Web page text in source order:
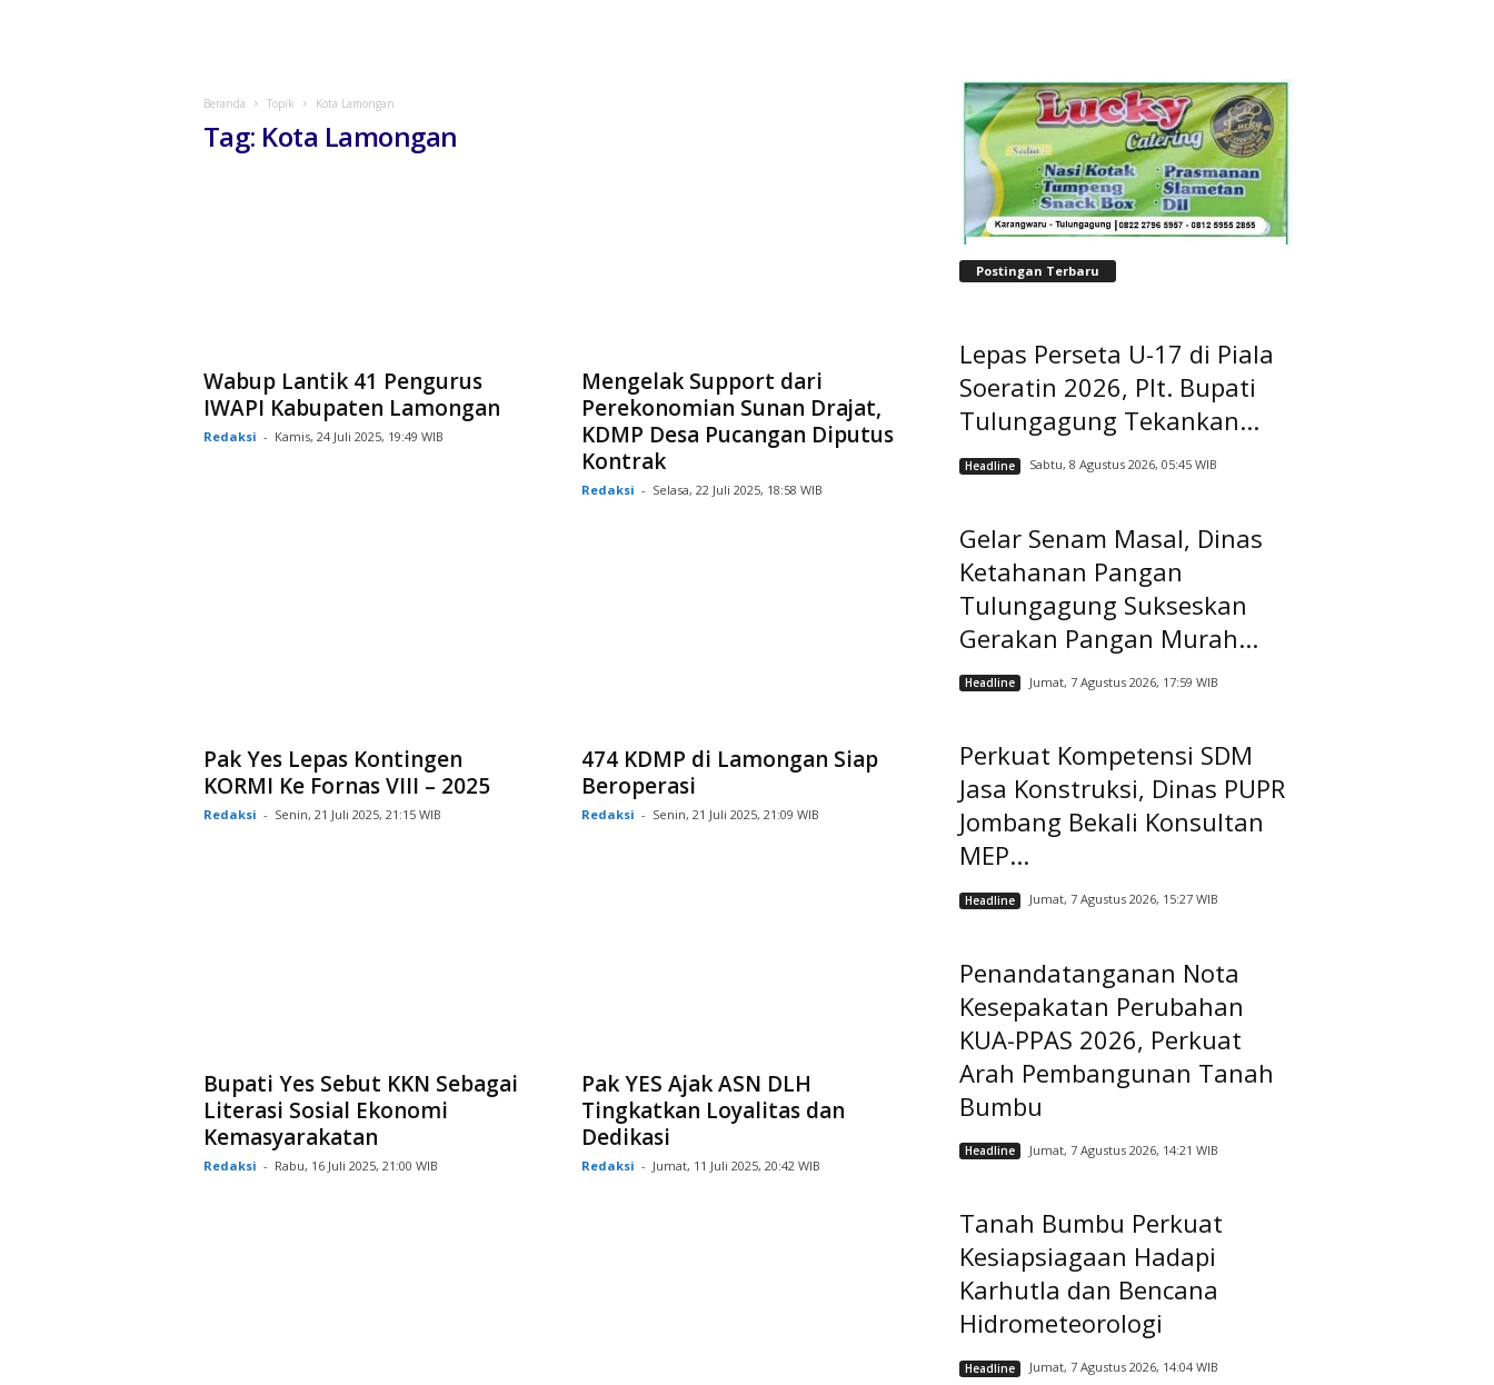
Beranda Topik Kota Lamongan
Tag: Kota Lamongan
Wabup Lantik 41 Pengurus
IWAPI Kabupaten Lamongan
Redaksi - Kamis, 24 Juli 2025, 19:49 WIB
Mengelak Support dari
Perekonomian Sunan Drajat,
KDMP Desa Pucangan Diputus
Kontrak
Redaksi - Selasa, 22 Juli 2025, 18:58 WIB
Pak Yes Lepas Kontingen
KORMI Ke Fornas VIII – 2025
Redaksi - Senin, 21 Juli 2025, 21:15 WIB
474 KDMP di Lamongan Siap
Beroperasi
Redaksi - Senin, 21 Juli 2025, 21:09 WIB
Bupati Yes Sebut KKN Sebagai
Literasi Sosial Ekonomi
Kemasyarakatan
Redaksi - Rabu, 16 Juli 2025, 21:00 WIB
Pak YES Ajak ASN DLH
Tingkatkan Loyalitas dan
Dedikasi
Redaksi - Jumat, 11 Juli 2025, 20:42 WIB
Postingan Terbaru
Lepas Perseta U-17 di Piala
Soeratin 2026, Plt. Bupati
Tulungagung Tekankan...
Headline Sabtu, 8 Agustus 2026, 05:45 WIB
Gelar Senam Masal, Dinas
Ketahanan Pangan
Tulungagung Sukseskan
Gerakan Pangan Murah...
Headline Jumat, 7 Agustus 2026, 17:59 WIB
Perkuat Kompetensi SDM
Jasa Konstruksi, Dinas PUPR
Jombang Bekali Konsultan
MEP...
Headline Jumat, 7 Agustus 2026, 15:27 WIB
Penandatanganan Nota
Kesepakatan Perubahan
KUA-PPAS 2026, Perkuat
Arah Pembangunan Tanah
Bumbu
Headline Jumat, 7 Agustus 2026, 14:21 WIB
Tanah Bumbu Perkuat
Kesiapsiagaan Hadapi
Karhutla dan Bencana
Hidrometeorologi
Headline Jumat, 7 Agustus 2026, 14:04 WIB